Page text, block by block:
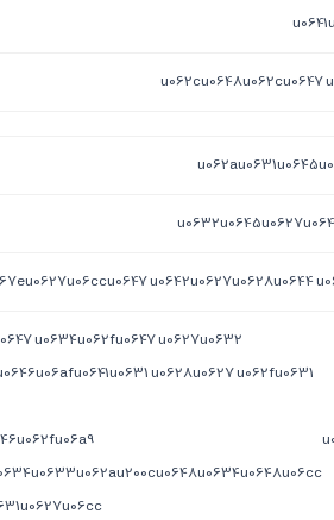
u062cu0648u062cu0647
u0642u0627u0628u0644
u0634u062fu0647 u0627u0632
u0628u0627 u062fu0631